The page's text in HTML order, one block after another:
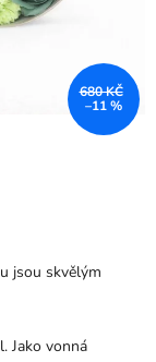
jsou skvělým
Jako vonná
680 KČ
–11 %